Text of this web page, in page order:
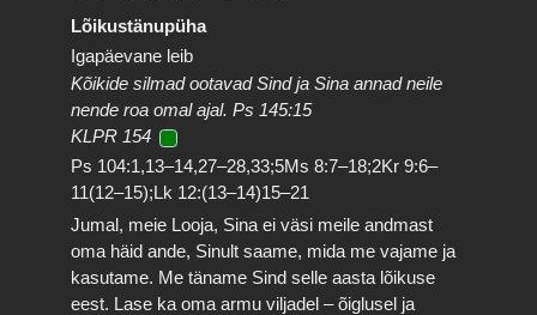
Lõikustänupüha
Igapäevane leib
Kõikide silmad ootavad Sind ja Sina annad neile
nende roa omal ajal. Ps 145:15
KLPR 154
Ps 104:1,13–14,27–28,33;5Ms 8:7–18;2Kr 9:6–
11(12–15);Lk 12:(13–14)15–21
Jumal, meie Looja, Sina ei väsi meile andmast
oma häid ande, Sinult saame, mida me vajame ja
kasutame. Me täname Sind selle aasta lõikuse
eest. Lase ka oma armu viljadel – õiglusel ja